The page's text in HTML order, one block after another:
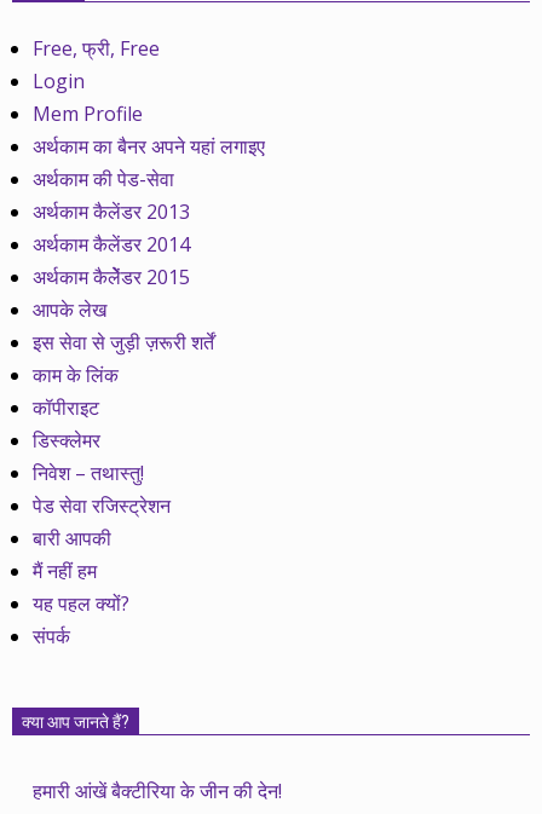
Free, फ्री, Free
Login
Mem Profile
अर्थकाम का बैनर अपने यहां लगाइए
अर्थकाम की पेड-सेवा
अर्थकाम कैलेंडर 2013
अर्थकाम कैलेंडर 2014
अर्थकाम कैलेेंडर 2015
आपके लेख
इस सेवा से जुड़ी ज़रूरी शर्तें
काम के लिंक
कॉपीराइट
डिस्क्लेमर
निवेश – तथास्तु!
पेड सेवा रजिस्ट्रेशन
बारी आपकी
मैं नहीं हम
यह पहल क्यों?
संपर्क
क्या आप जानते हैं?
हमारी आंखें बैक्टीरिया के जीन की देन!